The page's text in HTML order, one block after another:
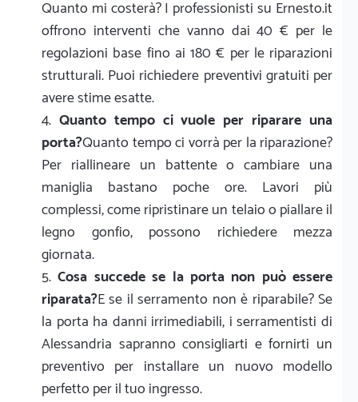
Quanto mi costerà? I professionisti su Ernesto.it
offrono interventi che vanno dai 40 € per le
regolazioni base fino ai 180 € per le riparazioni
strutturali. Puoi richiedere preventivi gratuiti per
avere stime esatte.
Quanto tempo ci vuole per riparare una
porta?Quanto tempo ci vorrà per la riparazione?
Per riallineare un battente o cambiare una
maniglia bastano poche ore. Lavori più
complessi, come ripristinare un telaio o piallare il
legno gonfio, possono richiedere mezza
giornata.
Cosa succede se la porta non può essere
riparata?E se il serramento non è riparabile? Se
la porta ha danni irrimediabili, i serramentisti di
Alessandria sapranno consigliarti e fornirti un
preventivo per installare un nuovo modello
perfetto per il tuo ingresso.